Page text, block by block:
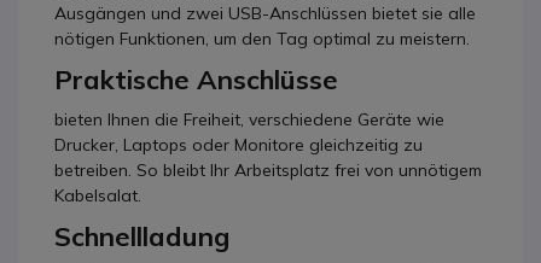
Ausgängen und zwei USB-Anschlüssen bietet sie alle
nötigen Funktionen, um den Tag optimal zu meistern.
Praktische Anschlüsse
bieten Ihnen die Freiheit, verschiedene Geräte wie
Drucker, Laptops oder Monitore gleichzeitig zu
betreiben. So bleibt Ihr Arbeitsplatz frei von unnötigem
Kabelsalat.
Schnellladung